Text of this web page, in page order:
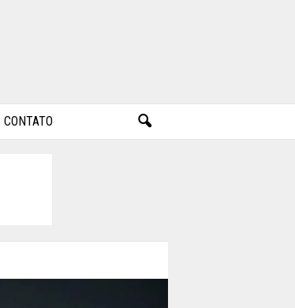
CONTATO